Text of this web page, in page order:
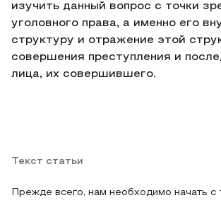
изучить данный вопрос с точки
уголовного права, а именно его
структуру и отражение этой
совершения преступления и
лица, их совершившего.
Текст статьи
Прежде всего, нам необходимо начать с